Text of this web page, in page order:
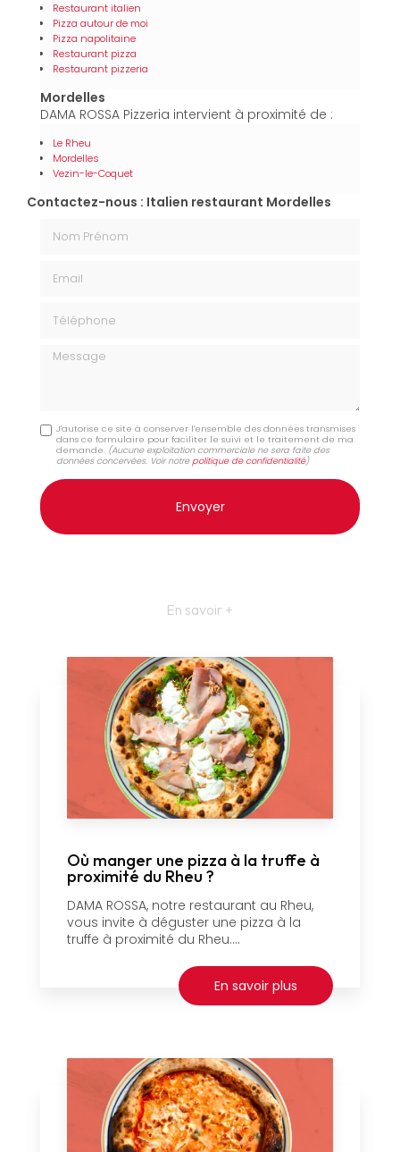
Restaurant italien
Pizza autour de moi
Pizza napolitaine
Restaurant pizza
Restaurant pizzeria
Mordelles
DAMA ROSSA Pizzeria intervient à proximité de :
Le Rheu
Mordelles
Vezin-le-Coquet
Contactez-nous : Italien restaurant Mordelles
Message
J'autorise ce site à conserver l'ensemble des données transmises
dans ce formulaire pour faciliter le suivi et le traitement de ma
demande. (Aucune exploitation commerciale ne sera faite des
données concervées. Voir notrepolitique de confidentialité)
En savoir +
Où manger une pizza à la truffe à
proximité du Rheu ?
DAMA ROSSA, notre restaurant au Rheu,
vous invite à déguster une pizza à la
truffe à proximité du Rheu....
En savoir plus